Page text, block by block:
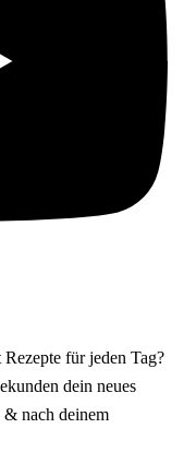
für jeden Tag?
dein neues
& nach deinem